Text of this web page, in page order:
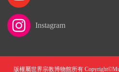
Instagram
版權屬世界宗教博物館所有